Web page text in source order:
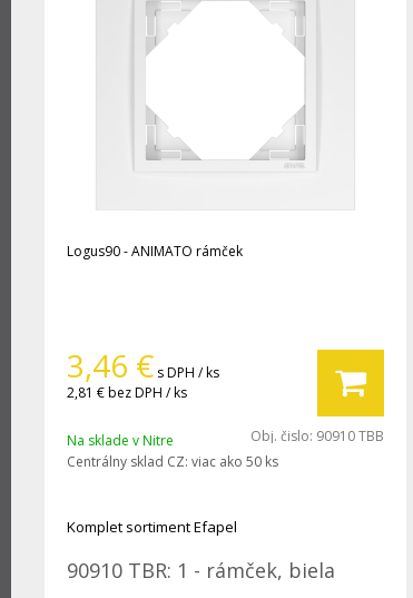
Logus90 - ANIMATO rámček
3,46 € s DPH / ks
2,81 €bez DPH / ks
Na sklade v Nitre Obj. čislo: 90910 TBB
Centrálny sklad CZ: viac ako 50 ks
Komplet sortiment Efapel
90910 TBR: 1 - rámček, biela